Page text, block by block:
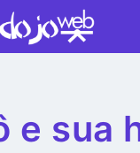
e sua